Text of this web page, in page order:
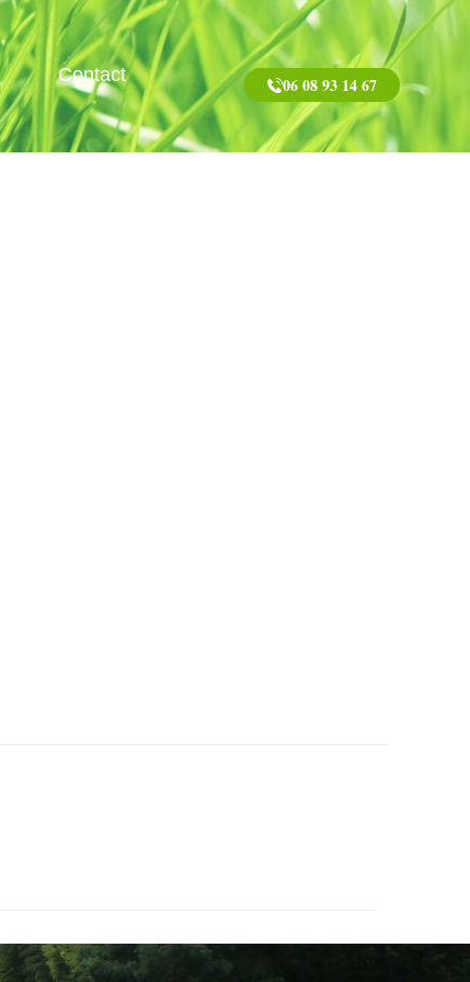
Contact 06 08 93 14 67